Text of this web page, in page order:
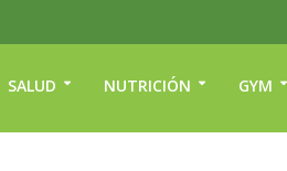
SALUD NUTRICIÓN GYM